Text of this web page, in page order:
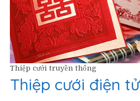
Thiệp cưới truyền thống
Thiệp cưới điện tử